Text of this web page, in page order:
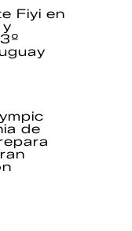
Fiyi en
y
de